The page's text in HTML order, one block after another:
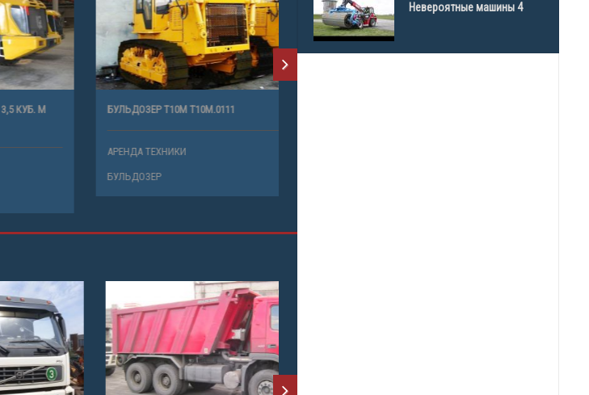
БУЛЬДОЗЕР Т10М Т10М.0111
АРЕНДА ТЕХНИКИ
БУЛЬДОЗЕР
Невероятные машины 4